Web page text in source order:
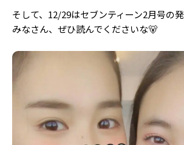
そして、12/29はセブンティーン2月号の
みなさん、ぜひ読んでくださいな🐻